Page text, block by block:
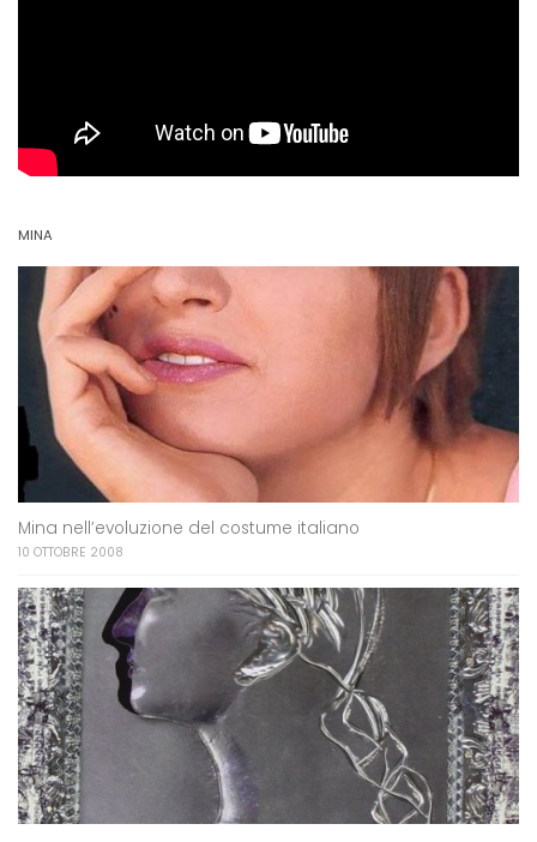
MINA
Mina nell’evoluzione del costume italiano
10 OTTOBRE 2008